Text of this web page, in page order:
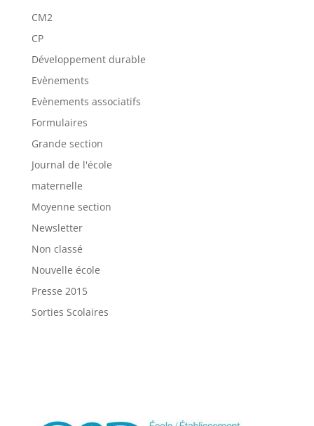
CM2
CP
Développement durable
Evènements
Evènements associatifs
Formulaires
Grande section
Journal de l'école
maternelle
Moyenne section
Newsletter
Non classé
Nouvelle école
Presse 2015
Sorties Scolaires